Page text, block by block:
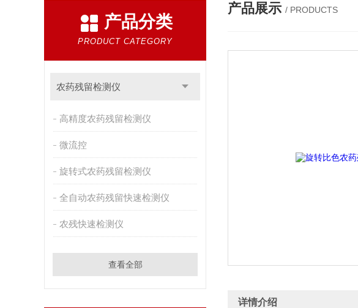
产品分类
PRODUCT CATEGORY
农药残留检测仪
高精度农药残留检测仪
微流控
旋转式农药残留检测仪
全自动农药残留快速检测仪
农残快速检测仪
查看全部
产品展示 / PRODUCTS
详情介绍